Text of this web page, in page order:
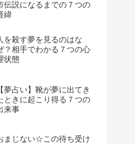
伝説になるまでの７つの
緯
を殺す夢を見るのはな
？相手でわかる７つの心
状態
【夢占い】靴が夢に出てき
ときに起こり得る７つの
来事
まじない☆この待ち受け